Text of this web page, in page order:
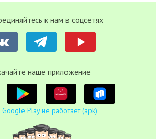
к нам в соцсетях
наше приложение
Google Play не работает (apk)